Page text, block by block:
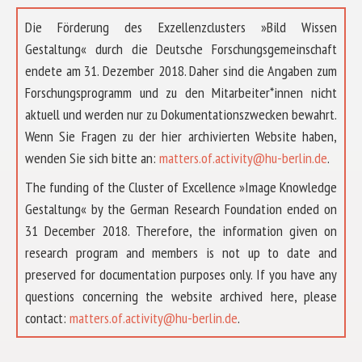
Die Förderung des Exzellenzclusters »Bild Wissen
Gestaltung« durch die Deutsche Forschungsgemeinschaft
endete am 31. Dezember 2018. Daher sind die Angaben zum
Forschungsprogramm und zu den Mitarbeiter*innen nicht
aktuell und werden nur zu Dokumentationszwecken bewahrt.
Wenn Sie Fragen zu der hier archivierten Website haben,
wenden Sie sich bitte an: matters.of.activity@hu-berlin.de.
The funding of the Cluster of Excellence »Image Knowledge
Gestaltung« by the German Research Foundation ended on
31 December 2018. Therefore, the information given on
research program and members is not up to date and
preserved for documentation purposes only. If you have any
questions concerning the website archived here, please
contact: matters.of.activity@hu-berlin.de.
ÜBER UNS